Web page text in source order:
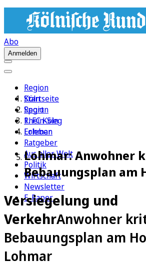
Abo
Anmelden
Region
Köln
Sport
1. FC Köln
Erleben
Ratgeber
Aus aller Welt
Politik
Wirtschaft
Newsletter
E-Paper
Startseite
Region
Rhein-Sieg
Lohmar
Lohmar: Anwohner
Bebauungsplan am
Versiegelung und
VerkehrAnwohner
Bebauungsplan am
Lohmar